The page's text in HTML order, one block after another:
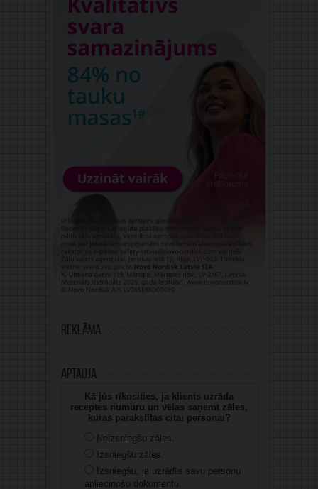
Reklāma
Aptauja
Kā jūs rīkosities, ja klients uzrāda
receptes numuru un vēlas saņemt zāles,
kuras parakstītas citai personai?
Neizsniegšu zāles.
Izsniegšu zāles.
Izsniegšu, ja uzrādīs savu personu
apliecinošu dokumentu.